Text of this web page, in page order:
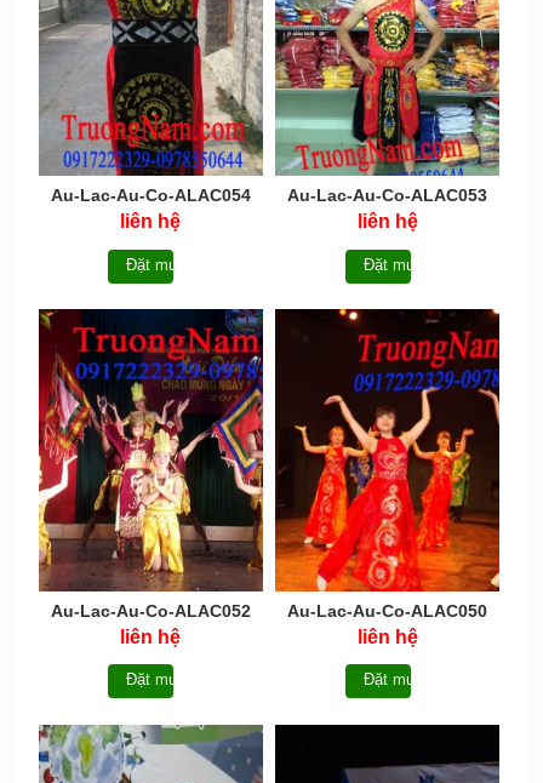
Au-Lac-Au-Co-ALAC054
liên hệ
Đặt mua
Au-Lac-Au-Co-ALAC053
liên hệ
Đặt mua
Au-Lac-Au-Co-ALAC052
liên hệ
Đặt mua
Au-Lac-Au-Co-ALAC050
liên hệ
Đặt mua